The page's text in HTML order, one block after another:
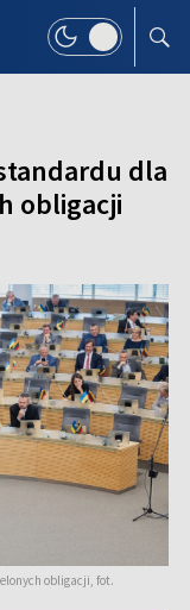
dla
obligacji
obligacji, fot.